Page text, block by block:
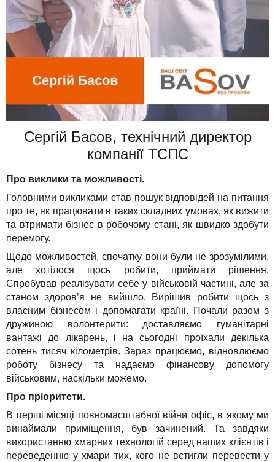
Сергій Басов, технічний директор
компанії ТСПС
Про виклики та можливості.
Головними викликами став пошук відповідей на питання
про те, як працювати в таких складних умовах, як вижити
та втримати бізнес в робочому стані, як швидко здобути
перемогу.
Щодо можливостей, спочатку вони були не зрозумілими,
але хотілося щось робити, приймати рішення.
Спробував реалізувати себе у військовій частині, але за
станом здоров’я не вийшло. Вирішив робити щось з
власним бізнесом і допомагати країні. Почали разом з
дружиною волонтерити: доставляємо гуманітарні
вантажі до лікарень, і на сьогодні проїхали декілька
сотень тисяч кілометрів. Зараз працюємо, відновлюємо
роботу бізнесу та надаємо фінансову допомогу
військовим, наскільки можемо.
Про пріоритети.
В перші місяці повномасштабної війни офіс, в якому ми
винаймали приміщення, був зачинений. Та завдяки
використанню хмарних технологій серед наших клієнтів і
переведенню у хмари тих, кого не встигли перевести у